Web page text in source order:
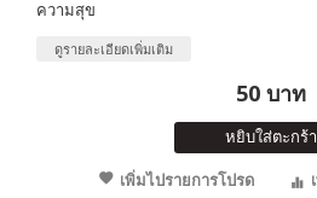
ความสุข
ดูรายละเอียดเพิ่มเติม
50 บาท
หยิบใส่ตะกร้า
เพิ่มไปรายการโปรด